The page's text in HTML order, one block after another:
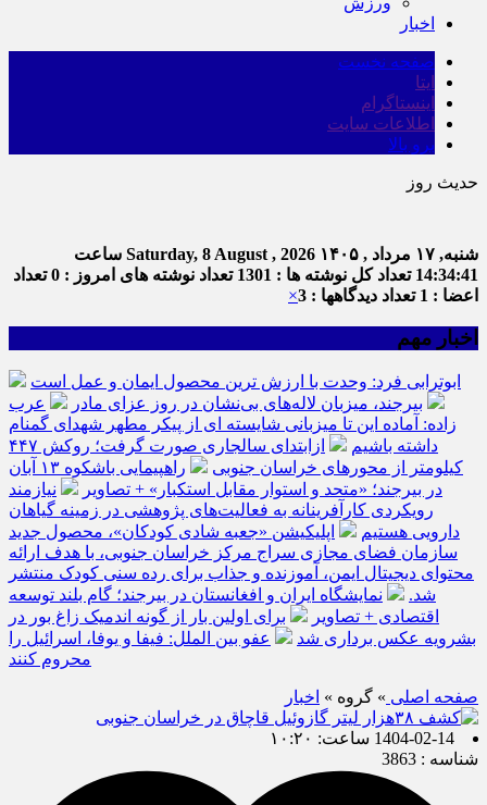
اخبار
صفحه نخست
ایتا
اینستاگرام
اطلاعات سایت
برو بالا
حدیث روز
شنبه, ۱۷ مرداد , ۱۴۰۵ Saturday, 8 August , 2026 ساعت
14:34:42 تعداد کل نوشته ها : 1301 تعداد نوشته های امروز : 0
تعداد
اعضا : 1
تعداد دیدگاهها : 3 ×
اخبار مهم
ابوترابی فرد: وحدت با ارزش ترین محصول ایمان و عمل است
بیرجند، میزبان لاله‌های بی‌نشان در روز عزای مادر
عرب
زاده: آماده این تا میزبانی شایسته ای از پیکر مطهر شهدای گمنام
داشته باشیم
ازابتدای سالجاری صورت گرفت؛ روکش ۴۴۷
کیلومتر از محورهای خراسان جنوبی
راهپیمایی باشکوه ۱۳ آبان
در بیرجند؛ «متحد و استوار مقابل استکبار» + تصاویر
نیازمند
رویکردی کارآفرینانه به فعالیت‌های پژوهشی در زمینه گیاهان
دارویی هستیم
اپلیکیشن «جعبه شادی کودکان»، محصول جدید
سازمان فضای مجازی سراج مرکز خراسان جنوبی، با هدف ارائه
محتوای دیجیتال ایمن، آموزنده و جذاب برای رده سنی کودک منتشر
شد.
نمایشگاه ایران و افغانستان در بیرجند؛ گام بلند توسعه
اقتصادی + تصاویر
برای اولین بار از گونه اندمیک زاغ بور در
بشرویه عکس برداری شد
عفو بین الملل: فیفا و یوفا، اسرائیل را
محروم کنند
صفحه اصلی » گروه » اخبار
1404-02-14 ساعت: ۱۰:۲۰
شناسه : 3863